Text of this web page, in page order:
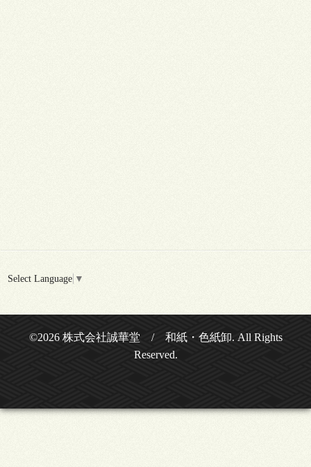
Select Language ▼
©2026 株式会社誠華堂 / 和紙・色紙卸. All Rights
Reserved.